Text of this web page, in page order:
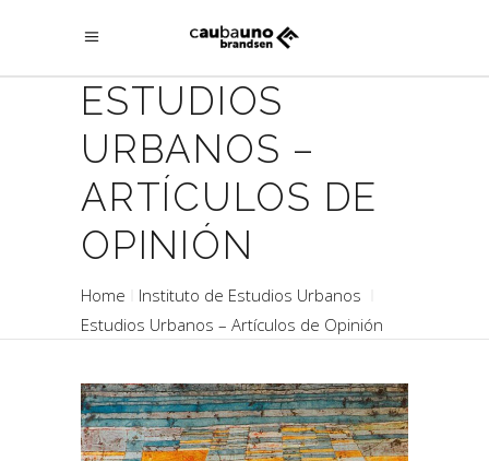
ESTUDIOS
URBANOS –
ARTÍCULOS DE
OPINIÓN
Home
Instituto de Estudios Urbanos
Estudios Urbanos – Artículos de Opinión